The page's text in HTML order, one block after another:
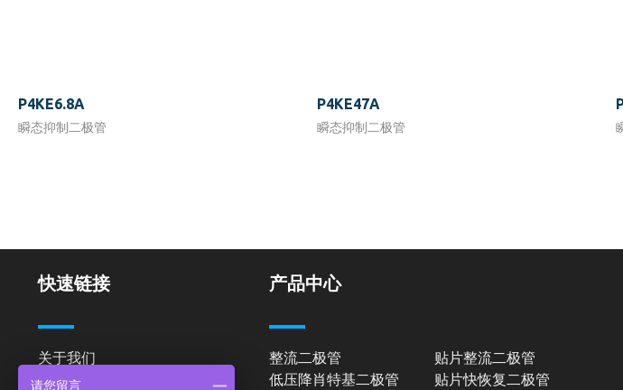
P4KE6.8A
瞬态抑制二极管
P4KE47A
瞬态抑制二极管
快速链接
关于我们
产品中心
产品中心
整流二极管
低压降肖特基二极管
贴片整流二极管
贴片快恢复二极管
请您留言